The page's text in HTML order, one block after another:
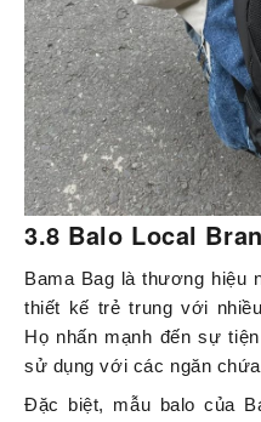
3.8 Balo Local
Bama Bag là thương hiệu
thiết kế trẻ trung với
Họ nhấn mạnh đến sự
sử dụng với các ngăn
Đặc biệt, mẫu balo của